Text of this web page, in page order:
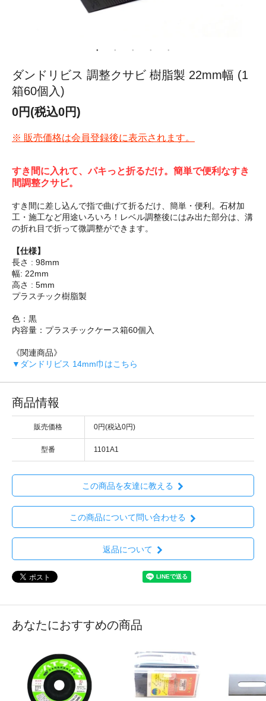
ダンドリビス 調整クサビ 樹脂製 22mm幅 (1
箱60個入)
0円(税込0円)
※ 販売価格は会員登録後に表示されます。
すき間に入れて、パキっと折るだけ。簡単で便利なすき
間調整クサビ。
すき間に差し込んで指で曲げて折るだけ、簡単・便利。石材加
工・施工など用途いろいろ！レベル調整後にはみ出た部分は、溝
の折れ目で折って微調整ができます。
【仕様】
長さ : 98mm
幅: 22mm
高さ : 5mm
プラスチック樹脂製
色：黒
内容量：プラスチックケース箱60個入
《関連商品》
▼ダンドリビス 14mm巾はこちら
商品情報
販売価格 0円(税込0円)
型番 1101A1
この商品を友達に教える
この商品について問い合わせる
返品について
あなたにおすすめの商品